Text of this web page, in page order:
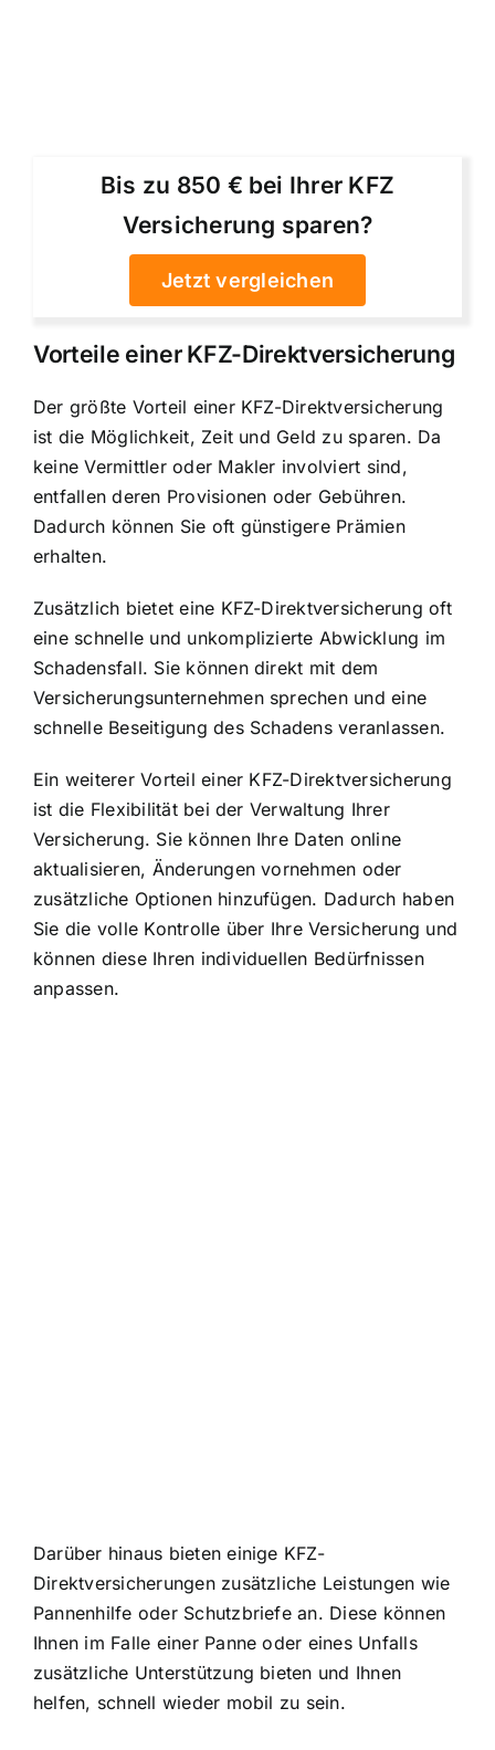
Bis zu 850 € bei Ihrer KFZ
Versicherung sparen?
Jetzt vergleichen
Vorteile einer KFZ-Direktversicherung
Der größte Vorteil einer KFZ-Direktversicherung
ist die Möglichkeit, Zeit und Geld zu sparen. Da
keine Vermittler oder Makler involviert sind,
entfallen deren Provisionen oder Gebühren.
Dadurch können Sie oft günstigere Prämien
erhalten.
Zusätzlich bietet eine KFZ-Direktversicherung oft
eine schnelle und unkomplizierte Abwicklung im
Schadensfall. Sie können direkt mit dem
Versicherungsunternehmen sprechen und eine
schnelle Beseitigung des Schadens veranlassen.
Ein weiterer Vorteil einer KFZ-Direktversicherung
ist die Flexibilität bei der Verwaltung Ihrer
Versicherung. Sie können Ihre Daten online
aktualisieren, Änderungen vornehmen oder
zusätzliche Optionen hinzufügen. Dadurch haben
Sie die volle Kontrolle über Ihre Versicherung und
können diese Ihren individuellen Bedürfnissen
anpassen.
Darüber hinaus bieten einige KFZ-
Direktversicherungen zusätzliche Leistungen wie
Pannenhilfe oder Schutzbriefe an. Diese können
Ihnen im Falle einer Panne oder eines Unfalls
zusätzliche Unterstützung bieten und Ihnen
helfen, schnell wieder mobil zu sein.